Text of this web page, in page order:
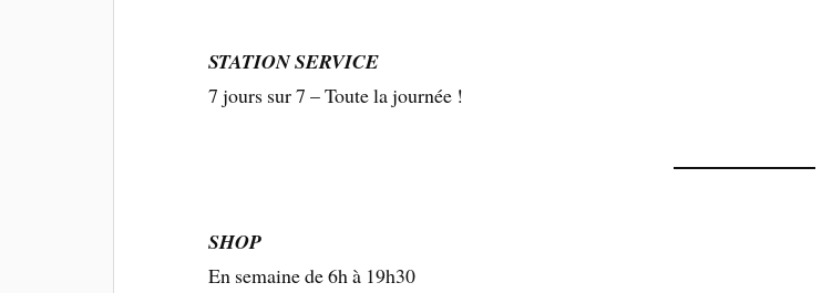
STATION SERVICE
7 jours sur 7 – Toute la journée !
SHOP
En semaine de 6h à 19h30